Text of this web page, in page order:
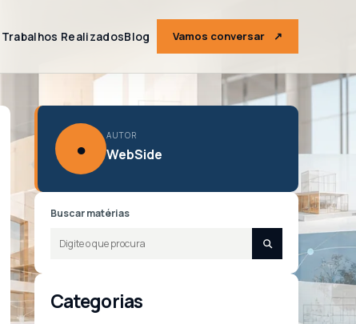
Trabalhos RealizadosBlog Vamos conversar ↗
●
AUTOR
WebSide
Buscar matérias
Categorias